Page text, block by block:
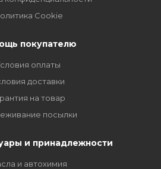
Cookie
покупателю
оплаты
доставки
на товар
посылки
и принадлежности
и автохимия